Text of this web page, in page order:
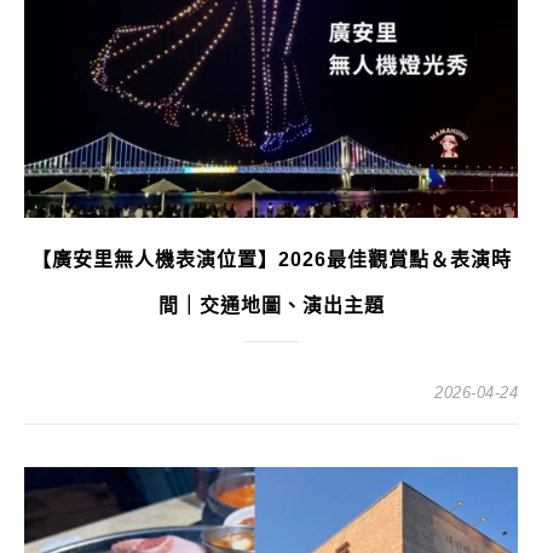
【廣安里無人機表演位置】2026最佳觀賞點＆表演時
間｜交通地圖、演出主題
2026-04-24